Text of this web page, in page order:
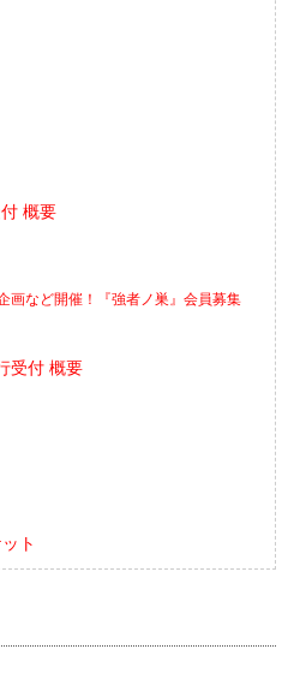
概要
画など開催！『強者ノ巣』会員募集
受付 概要
ト